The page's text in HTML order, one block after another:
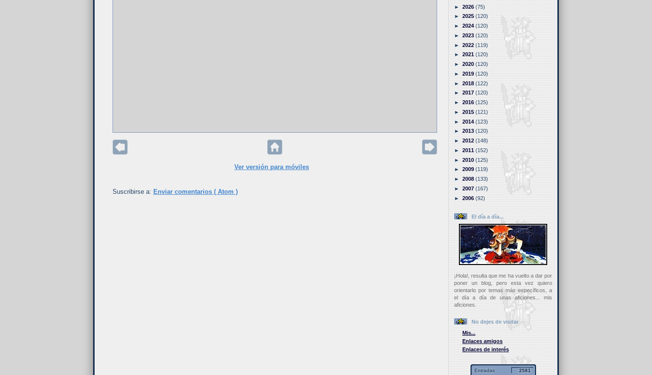
Ver versión para móviles
Suscribirse a: Enviar comentarios ( Atom )
►2026(75)
►2025(120)
►2024(120)
►2023(120)
►2022(119)
►2021(120)
►2020(120)
►2019(120)
►2018(122)
►2017(120)
►2016(125)
►2015(121)
►2014(123)
►2013(120)
►2012(148)
►2011(152)
►2010(125)
►2009(119)
►2008(133)
►2007(167)
►2006(92)
El día a día...
¡Hola!, resulta que me ha vuelto a dar por
poner un blog, pero esta vez quiero
orientarlo por temas más específicos, a
el día a día de unas aficiones... mis
aficiones.
No dejes de visitar
Mis...
Enlaces amigos
Enlaces de interés
Entradas 2581